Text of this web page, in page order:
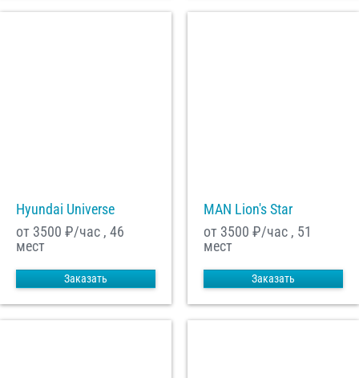
Hyundai Universe
от 3500 ₽/час , 46
мест
Заказать
MAN Lion's Star
от 3500 ₽/час , 51
мест
Заказать